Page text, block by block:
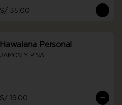
S/ 35.00
Hawaiana Personal
JAMÓN Y PIÑA.
S/ 19.00